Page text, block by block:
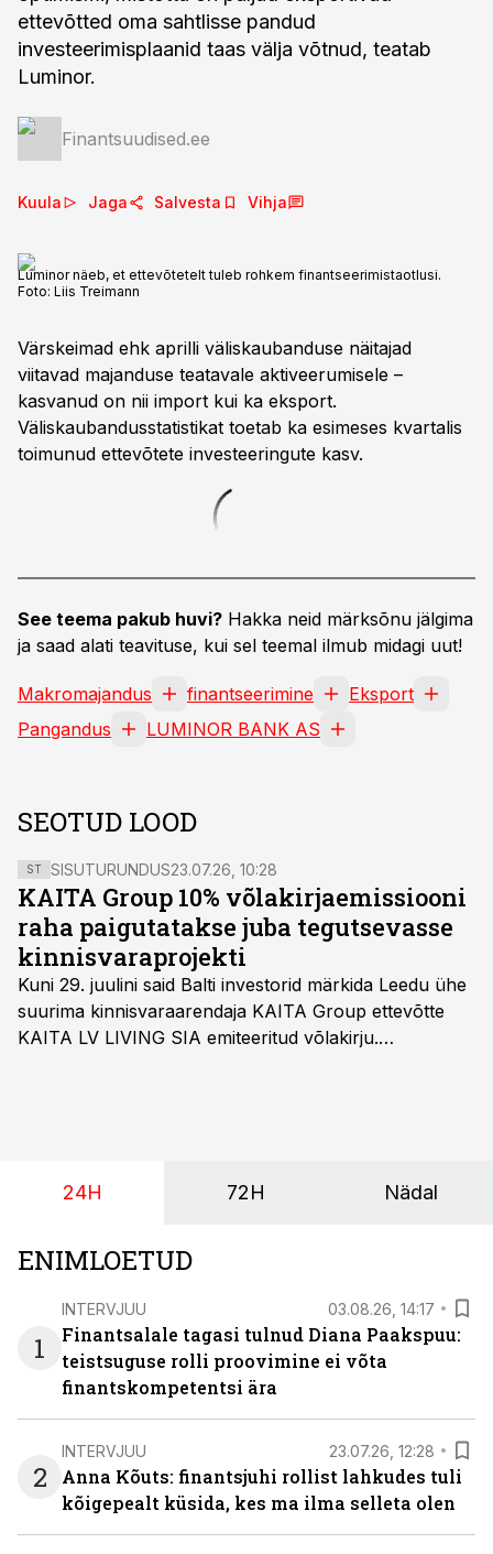
ettevõtted oma sahtlisse pandud
investeerimisplaanid taas välja võtnud, teatab
Luminor.
Finantsuudised.ee
Kuula Jaga Salvesta Vihja
Luminor näeb, et ettevõtetelt tuleb rohkem finantseerimistaotlusi.
Foto: Liis Treimann
Värskeimad ehk aprilli väliskaubanduse näitajad
viitavad majanduse teatavale aktiveerumisele –
kasvanud on nii import kui ka eksport.
Väliskaubandusstatistikat toetab ka esimeses kvartalis
toimunud ettevõtete investeeringute kasv.
See teema pakub huvi? Hakka neid märksõnu jälgima
ja saad alati teavituse, kui sel teemal ilmub midagi uut!
Makromajandus finantseerimine
Eksport
Pangandus
LUMINOR BANK AS
SEOTUD LOOD
ST SISUTURUNDUS23.07.26, 10:28
KAITA Group 10% võlakirjaemissiooni
raha paigutatakse juba tegutsevasse
kinnisvaraprojekti
Kuni 29. juulini said Balti investorid märkida Leedu ühe
suurima kinnisvaraarendaja KAITA Group ettevõtte
KAITA LV LIVING SIA emiteeritud võlakirju.
24H 72H Nädal
ENIMLOETUD
1
INTERVJUU 03.08.26, 14:17
Finantsalale tagasi tulnud Diana Paakspuu:
teistsuguse rolli proovimine ei võta
finantskompetentsi ära
2
INTERVJUU 23.07.26, 12:28
Anna Kõuts: finantsjuhi rollist lahkudes tuli
kõigepealt küsida, kes ma ilma selleta olen